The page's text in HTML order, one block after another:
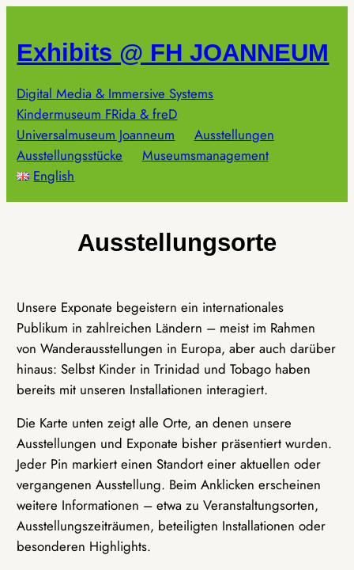
springen
Exhibits @ FH JOANNEUM
Digital Media & Immersive Systems
Kindermuseum FRida & freD
Universalmuseum Joanneum
Ausstellungen
Ausstellungsstücke
Museumsmanagement
English
Ausstellungsorte
Unsere Exponate begeistern ein internationales
Publikum in zahlreichen Ländern – meist im Rahmen
von Wanderausstellungen in Europa, aber auch darüber
hinaus: Selbst Kinder in Trinidad und Tobago haben
bereits mit unseren Installationen interagiert.
Die Karte unten zeigt alle Orte, an denen unsere
Ausstellungen und Exponate bisher präsentiert wurden.
Jeder Pin markiert einen Standort einer aktuellen oder
vergangenen Ausstellung. Beim Anklicken erscheinen
weitere Informationen – etwa zu Veranstaltungsorten,
Ausstellungszeiträumen, beteiligten Installationen oder
besonderen Highlights.